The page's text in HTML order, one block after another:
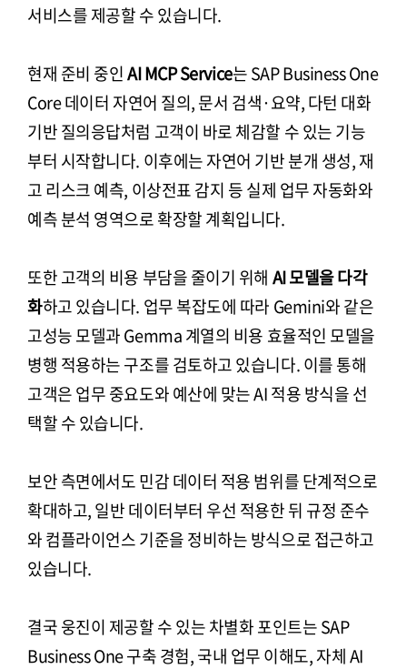
서비스를 제공할 수 있습니다.
현재 준비 중인AI MCP Service는 SAP Business One
Core 데이터 자연어 질의, 문서 검색·요약, 다턴 대화
기반 질의응답처럼 고객이 바로 체감할 수 있는 기능
부터 시작합니다. 이후에는 자연어 기반 분개 생성, 재
고 리스크 예측, 이상전표 감지 등 실제 업무 자동화와
예측 분석 영역으로 확장할 계획입니다.
또한 고객의 비용 부담을 줄이기 위해 AI 모델을 다각
화하고 있습니다. 업무 복잡도에 따라 Gemini와 같은
고성능 모델과 Gemma 계열의 비용 효율적인 모델을
병행 적용하는 구조를 검토하고 있습니다. 이를 통해
고객은 업무 중요도와 예산에 맞는 AI 적용 방식을 선
택할 수 있습니다.
보안 측면에서도 민감 데이터 적용 범위를 단계적으로
확대하고, 일반 데이터부터 우선 적용한 뒤 규정 준수
와 컴플라이언스 기준을 정비하는 방식으로 접근하고
있습니다.
결국 웅진이 제공할 수 있는 차별화 포인트는 SAP
Business One 구축 경험, 국내 업무 이해도, 자체 AI